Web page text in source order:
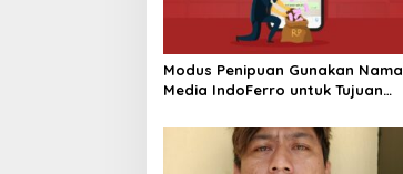
Modus Penipuan Gunakan Nama
Media IndoFerro untuk Tujuan